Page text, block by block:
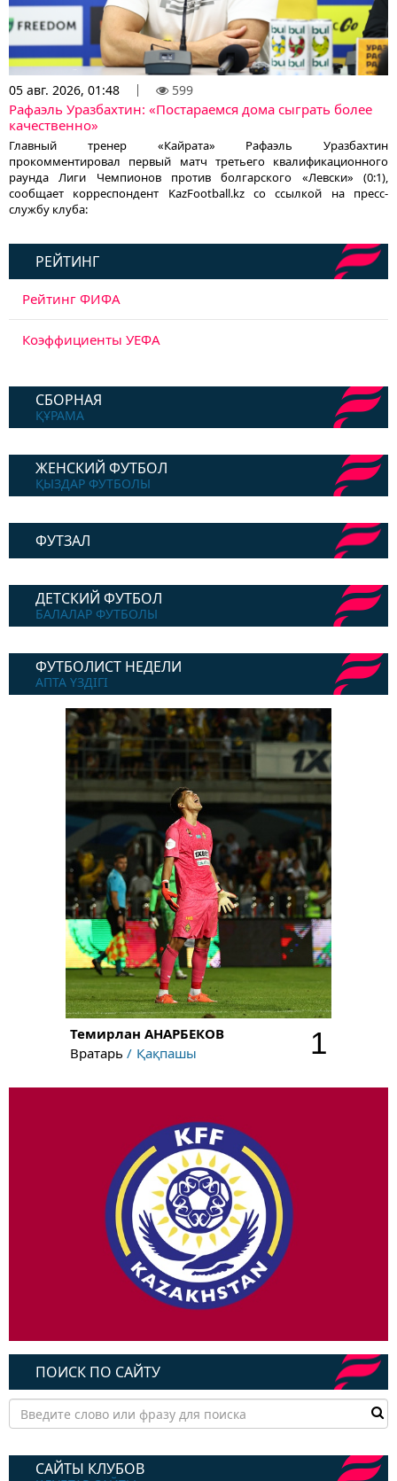
05 авг. 2026, 01:48 599
Рафаэль Уразбахтин: «Постараемся дома сыграть более
качественно»
Главный тренер «Кайрата» Рафаэль Уразбахтин
прокомментировал первый матч третьего квалификационного
раунда Лиги Чемпионов против болгарского «Левски» (0:1),
сообщает корреспондент KazFootball.kz со ссылкой на пресс-
службу клуба:
РЕЙТИНГ
Рейтинг ФИФА
Коэффициенты УЕФА
СБОРНАЯ
ҚҰРАМА
ЖЕНСКИЙ ФУТБОЛ
ҚЫЗДАР ФУТБОЛЫ
ФУТЗАЛ
ДЕТСКИЙ ФУТБОЛ
БАЛАЛАР ФУТБОЛЫ
ФУТБОЛИСТ НЕДЕЛИ
АПТА ҮЗДІГІ
Темирлан АНАРБЕКОВ
Вратарь
Қақпашы 1
ПОИСК ПО САЙТУ
САЙТЫ КЛУБОВ